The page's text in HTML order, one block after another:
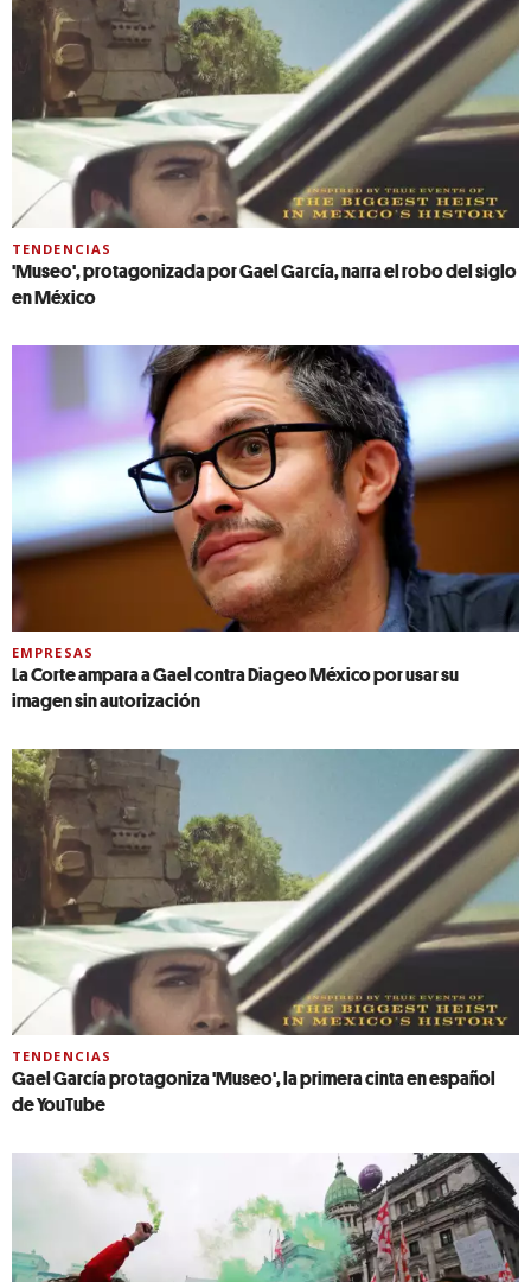
TENDENCIAS
'Museo', protagonizada por Gael García, narra el robo del siglo
en México
EMPRESAS
La Corte ampara a Gael contra Diageo México por usar su
imagen sin autorización
TENDENCIAS
Gael García protagoniza 'Museo', la primera cinta en español
de YouTube